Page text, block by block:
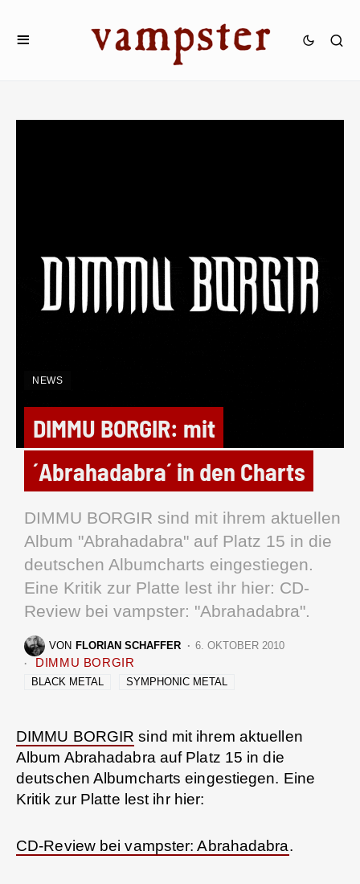
NEWS
DIMMU BORGIR: mit
´Abrahadabra´ in den Charts
DIMMU BORGIR sind mit ihrem aktuellen
Album "Abrahadabra" auf Platz 15 in die
deutschen Albumcharts eingestiegen.
Eine Kritik zur Platte lest ihr hier: CD-
Review bei vampster: "Abrahadabra".
VON FLORIAN SCHAFFER 6. OKTOBER 2010
DIMMU BORGIR
BLACK METAL SYMPHONIC METAL
DIMMU BORGIR sind mit ihrem aktuellen
Album Abrahadabra auf Platz 15 in die
deutschen Albumcharts eingestiegen. Eine
Kritik zur Platte lest ihr hier:
CD-Review bei vampster: Abrahadabra.